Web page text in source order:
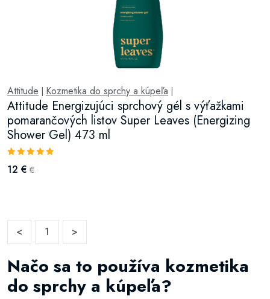
Attitude Kozmetika do sprchy a kúpeľa
Attitude Energizujúci sprchový gél s výťažkami
pomarančových listov Super Leaves (Energizing
Shower Gel) 473 ml
12 € €
< 1 >
Načo sa to používa kozmetika
do sprchy a kúpeľa?